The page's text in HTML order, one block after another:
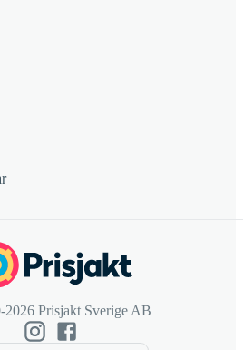
Prisjakt Sverige AB